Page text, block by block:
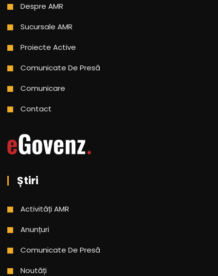
Despre AMR
Sucursale AMR
Proiecte Active
Comunicate De Presă
Comunicare
Contact
Știri
Activități AMR
Anunțuri
Comunicate De Presă
Noutăți